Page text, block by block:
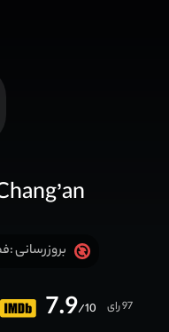
بروزرسانی :فصل 1
7.9/10 97 رای